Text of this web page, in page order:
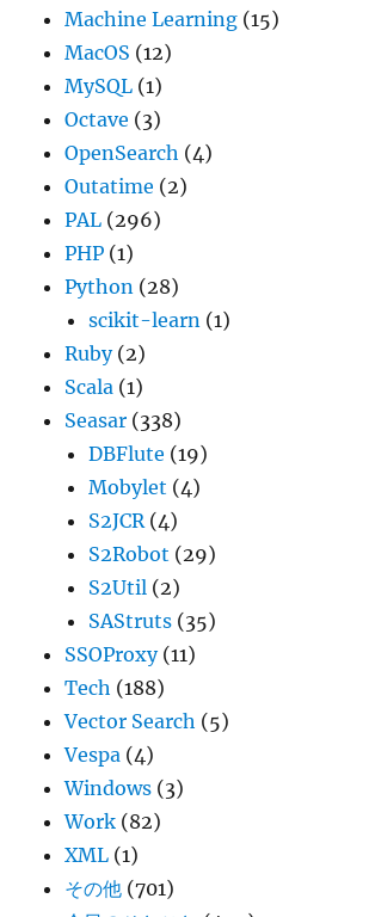
Machine Learning (15)
MacOS (12)
MySQL (1)
Octave (3)
OpenSearch (4)
Outatime (2)
PAL (296)
PHP (1)
Python (28)
scikit-learn (1)
Ruby(2)
Scala (1)
Seasar (338)
DBFlute (19)
Mobylet (4)
S2JCR(4)
S2Robot (29)
S2Util (2)
SAStruts (35)
SSOProxy(11)
Tech (188)
Vector Search (5)
Vespa (4)
Windows (3)
Work (82)
XML (1)
その他 (701)